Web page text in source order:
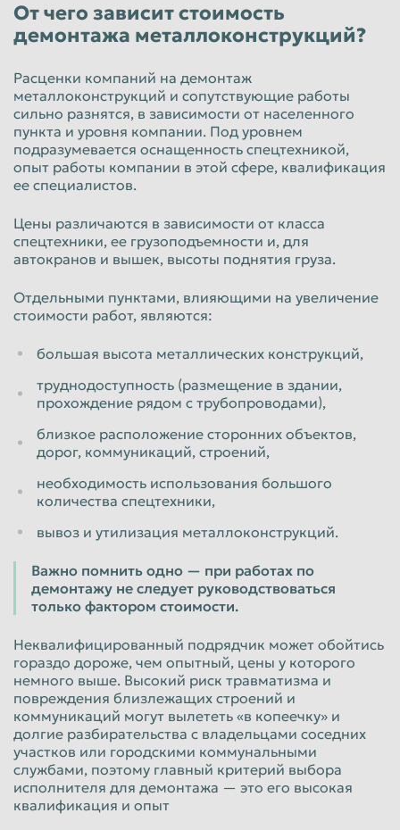
От чего зависит стоимость
демонтажа металлоконструкций?
Расценки компаний на демонтаж
металлоконструкций и сопутствующие работы
сильно разнятся, в зависимости от населенного
пункта и уровня компании. Под уровнем
подразумевается оснащенность спецтехникой,
опыт работы компании в этой сфере, квалификация
ее специалистов.
Цены различаются в зависимости от класса
спецтехники, ее грузоподъемности и, для
автокранов и вышек, высоты поднятия груза.
Отдельными пунктами, влияющими на увеличение
стоимости работ, являются:
большая высота металлических конструкций,
труднодоступность (размещение в здании,
прохождение рядом с трубопроводами),
близкое расположение сторонних объектов,
дорог, коммуникаций, строений,
необходимость использования большого
количества спецтехники,
вывоз и утилизация металлоконструкций.
Важно помнить одно — при работах по
демонтажу не следует руководствоваться
только фактором стоимости.
Неквалифицированный подрядчик может обойтись
гораздо дороже, чем опытный, цены у которого
немного выше. Высокий риск травматизма и
повреждения близлежащих строений и
коммуникаций могут вылететь «в копеечку» и
долгие разбирательства с владельцами соседних
участков или городскими коммунальными
службами, поэтому главный критерий выбора
исполнителя для демонтажа — это его высокая
квалификация и опыт